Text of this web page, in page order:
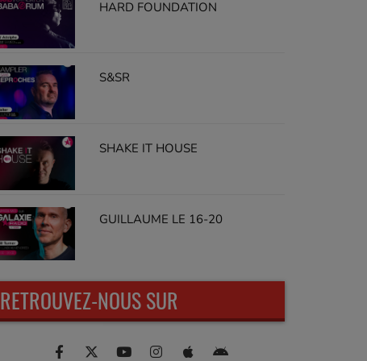
HARD FOUNDATION
S&SR
SHAKE IT HOUSE
GUILLAUME LE 16-20
RETROUVEZ-NOUS SUR